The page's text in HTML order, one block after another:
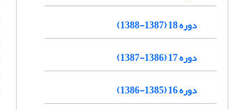
دوره 18 (1387-1388)
دوره 17 (1386-1387)
دوره 16 (1385-1386)